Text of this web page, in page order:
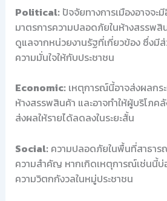
Political: ปัจจัยทางการเมืองอาจจ
มาตรการความปลอดภัยในห้างสรรพสิ
ดูแลจากหน่วยงานรัฐที่เกี่ยวข้อง ซึ่งมี
ความมั่นใจให้กับประชาชน
Economic: เหตุการณ์นี้อาจส่งผลก
ห้างสรรพสินค้า และอาจทำให้ผู้บริโภคลั
ส่งผลให้รายได้ลดลงในระยะสั้น
Social: ความปลอดภัยในพื้นที่สาธาร
ความสำคัญ หากเกิดเหตุการณ์เช่นนี้บ่
ความวิตกกังวลในหมู่ประชาชน